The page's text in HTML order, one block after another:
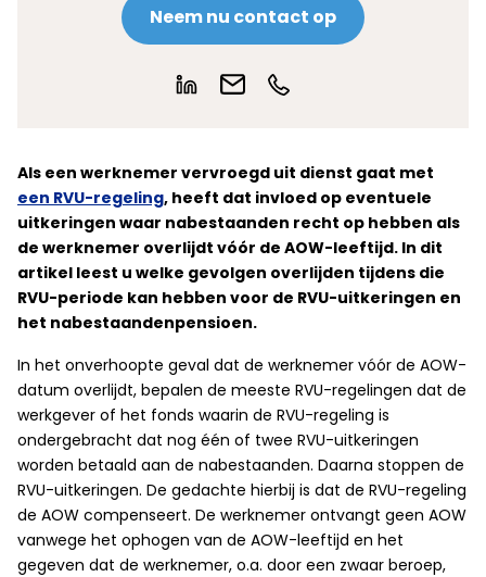
Neem nu contact op
Als een werknemer vervroegd uit dienst gaat met
een RVU-regeling, heeft dat invloed op eventuele
uitkeringen waar nabestaanden recht op hebben als
de werknemer overlijdt vóór de AOW-leeftijd. In dit
artikel leest u welke gevolgen overlijden tijdens die
RVU-periode kan hebben voor de RVU-uitkeringen en
het nabestaandenpensioen.
In het onverhoopte geval dat de werknemer vóór de AOW-
datum overlijdt, bepalen de meeste RVU-regelingen dat de
werkgever of het fonds waarin de RVU-regeling is
ondergebracht dat nog één of twee RVU-uitkeringen
worden betaald aan de nabestaanden. Daarna stoppen de
RVU-uitkeringen. De gedachte hierbij is dat de RVU-regeling
de AOW compenseert. De werknemer ontvangt geen AOW
vanwege het ophogen van de AOW-leeftijd en het
gegeven dat de werknemer, o.a. door een zwaar beroep,